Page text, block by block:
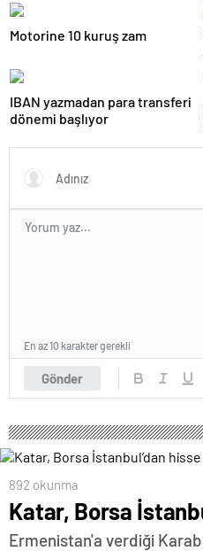
Motorine 10 kuruş zam
IBAN yazmadan para transferi
dönemi başlıyor
Gönder
En az 10 karakter gerekli
892 okunma
Katar, Borsa
Ermenistan'a verdiği